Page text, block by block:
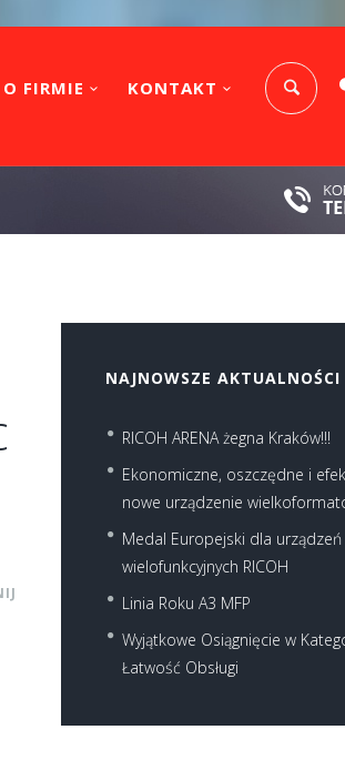
O FIRMIE KONTAKT
NAJNOWSZE AKTUALNOŚCI
RICOH ARENA żegna Kraków!!!
Ekonomiczne, oszczędne i
nowe urządzenie
Medal Europejski dla urządzeń
wielofunkcyjnych RICOH
Linia Roku A3 MFP
Wyjątkowe Osiągnięcie w
Łatwość Obsługi